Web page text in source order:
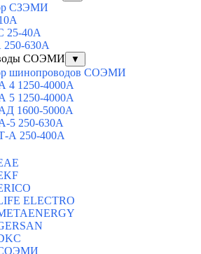
СЗЭМИ
40А
630А
СОЭМИ
▼
шинопроводов СОЭМИ
1250-4000А
1250-4000А
1600-5000А
250-630А
250-400А
ELECTRO
СОЭМИ